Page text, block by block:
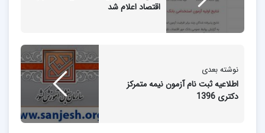
اقتصاد اعلام شد
نوشته بعدی
اطلاعيه ثبت نام آزمون نیمه متمرکز
دکتری 1396